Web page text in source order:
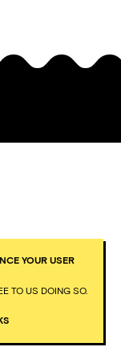
YOUR USER
TO US DOING SO.